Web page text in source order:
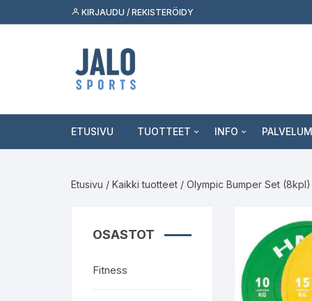
suoraan
KIRJAUDU / REKISTERÖIDY
ETUSIVU TUOTTEET
Skeittilajit
INFO
Etusivu / Kaikki tuotteet / Olympic Bumper Set (8kpl)
OSASTOT
Fitness